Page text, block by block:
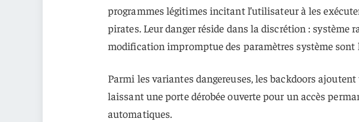
programmes légitimes incitant l’utilisateur à les
pirates. Leur danger réside dans la discrétion : système
modification impromptue des paramètres système sont
Parmi les variantes dangereuses, les backdoors
laissant une porte dérobée ouverte pour un accès
automatiques.